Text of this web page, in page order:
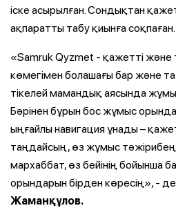
іске асырылған. Сондықтан
ақпаратты табу қиынға соқпаған.
«Samruk Qyzmet - қажетті
көмегімен болашағы бар және
тікелей мамандық аясында
Бәрінен бұрын бос жұмыс
ыңғайлы навигация ұнады –
таңдайсың, өз жұмыс
мархаббат, өз бейінің бойынша
орындарын бірден көресің», -
Жаманқұлов.